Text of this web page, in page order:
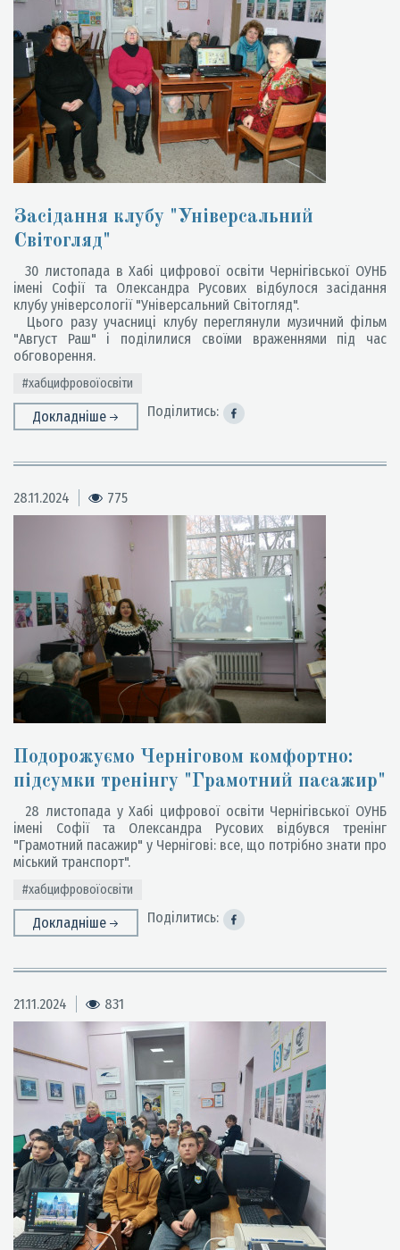
Засідання клубу "Універсальний
Світогляд"
30 листопада в Хабі цифрової освіти Чернігівської ОУНБ
імені Софії та Олександра Русових відбулося засідання
клубу універсології "Універсальний Світогляд".
Цього разу учасниці клубу переглянули музичний фільм
"Август Раш" і поділилися своїми враженнями під час
обговорення.
#хабцифровоїосвіти
Докладніше Поділитись:
28.11.2024 775
Подорожуємо Черніговом комфортно:
підсумки тренінгу "Грамотний пасажир"
28 листопада у Хабі цифрової освіти Чернігівської ОУНБ
імені Софії та Олександра Русових відбувся тренінг
"Грамотний пасажир" у Чернігові: все, що потрібно знати про
міський транспорт".
#хабцифровоїосвіти
Докладніше Поділитись:
21.11.2024 831